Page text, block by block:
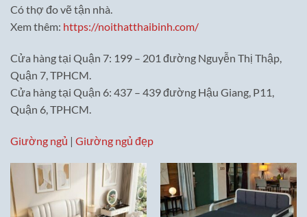
Có thợ đo vẽ tận nhà.
Xem thêm: https://noithatthaibinh.com/
Cửa hàng tại Quận 7: 199 – 201 đường Nguyễn Thị Thập,
Quận 7, TPHCM.
Cửa hàng tại Quận 6: 437 – 439 đường Hậu Giang, P11,
Quận 6, TPHCM.
Giường ngủ | Giường ngủ đẹp